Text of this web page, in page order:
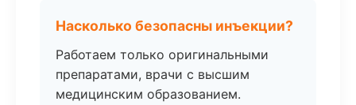
Насколько безопасны инъекции?
Работаем только оригинальными
препаратами, врачи с высшим
медицинским образованием.